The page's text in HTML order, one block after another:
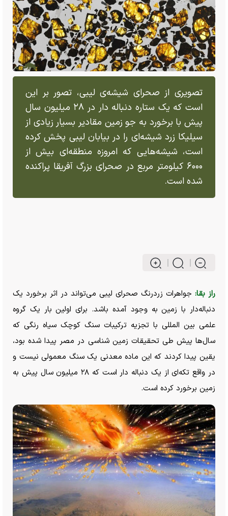
تصویری از صحرای شیشه‌ی لیبی، تصور بر این
است که یک ستاره دنباله دار در ۲۸ میلیون سال
پیش با برخورد به جو زمین مقادیر بسیار زیادی از
سیلیکا زرد شیشه‌ای را در بیابان لیبی پخش کرده
است، شیشه‌هایی که امروزه منطقه‌ای بیش از
۶۰۰۰ کیلومتر مربع در صحرای بزرگ آفریقا پراکنده
شده است.
راز بقا: جواهرات زردرنگ صحرای لیبی می‌تواند در اثر برخورد یک
دنباله‌دار با زمین به وجود آمده باشد. برای اولین بار یک گروه
علمی بین المللی با تجزیه ترکیبات سنگ کوچک سیاه رنگی که
سال‌ها پیش طی تحقیقات زمین شناسی در مصر پیدا شده بود،
یقین پیدا کردند که این ماده معدنی یک سنگ معمولی نیست و
در واقع تکه‌ای از یک دنباله دار است که ۲۸ میلیون سال پیش به
زمین برخورد کرده است.